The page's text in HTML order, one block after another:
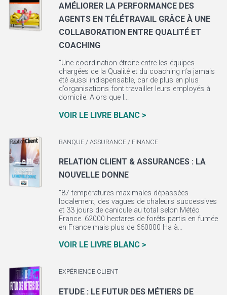
AMÉLIORER LA PERFORMANCE DES
AGENTS EN TÉLÉTRAVAIL GRÂCE À UNE
COLLABORATION ENTRE QUALITÉ ET
COACHING
"Une coordination étroite entre les équipes
chargées de la Qualité et du coaching n’a jamais
été aussi indispensable, car de plus en plus
d’organisations font travailler leurs employés à
domicile. Alors que l...
VOIR LE LIVRE BLANC >
BANQUE / ASSURANCE / FINANCE
RELATION CLIENT & ASSURANCES : LA
NOUVELLE DONNE
"87 températures maximales dépassées
localement, des vagues de chaleurs successives
et 33 jours de canicule au total selon Météo
France. 62000 hectares de forêts partis en fumée
en France mais plus de 660000 Ha à...
VOIR LE LIVRE BLANC >
EXPÉRIENCE CLIENT
ETUDE : LE FUTUR DES MÉTIERS DE